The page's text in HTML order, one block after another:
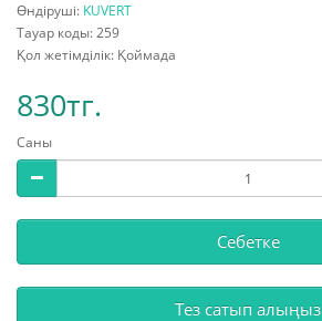
Өндіруші: KUVERT
Тауар коды: 259
Қол жетімділік: Қоймада
830тг.
Саны
Себетке
Тез сатып алыңыз